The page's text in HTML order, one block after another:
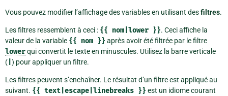
Vous pouvez modifier l’affichage des variables en utilisant desfiltres.
Les filtres ressemblent à ceci : {{ nom|lower }}. Ceci affiche la
valeur de la variable {{ nom }} après avoir été filtrée par le filtre
lowerqui convertit le texte en minuscules. Utilisez la barre verticale
( ) pour appliquer un filtre.
Les filtres peuvent s’enchaîner. Le résultat d’un filtre est appliqué au
suivant. {{ text|escape|linebreaks }} est un idiome courant